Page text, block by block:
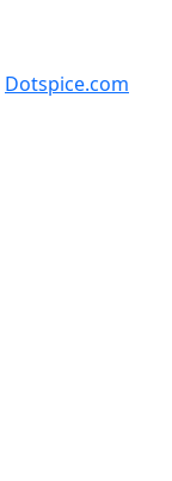
Dotspice.com